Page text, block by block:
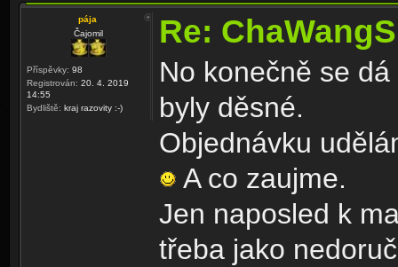
pája
Čajomil
Příspěvky: 98
Registrován: 20. 4. 2019
14:55
Bydliště: kraj razovity :-)
Re:
No konečně se
byly děsné.
Objednávku
A co zaujme.
Jen naposled k
třeba jako